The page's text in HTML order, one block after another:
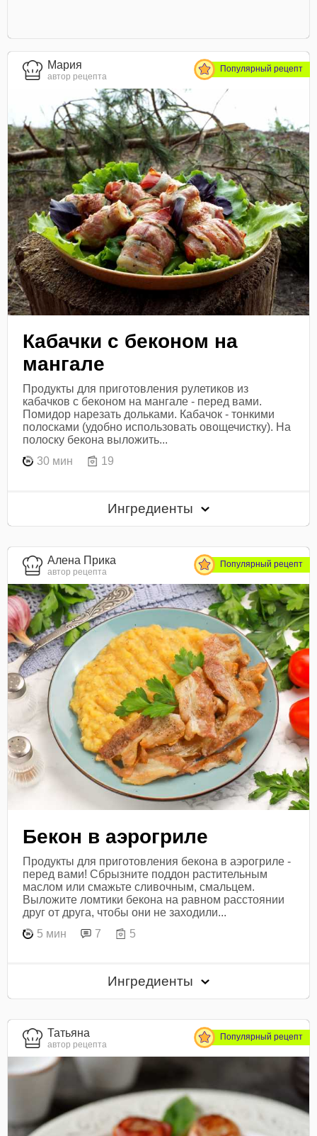
Мария
автор рецепта
Популярный рецепт
Кабачки с беконом на
мангале
Продукты для приготовления рулетиков из
кабачков с беконом на мангале - перед вами.
Помидор нарезать дольками. Кабачок - тонкими
полосками (удобно использовать овощечистку). На
полоску бекона выложить...
30 мин
19
Ингредиенты
Алена Прика
автор рецепта
Популярный рецепт
Бекон в аэрогриле
Продукты для приготовления бекона в аэрогриле -
перед вами! Сбрызните поддон растительным
маслом или смажьте сливочным, смальцем.
Выложите ломтики бекона на равном расстоянии
друг от друга, чтобы они не заходили...
5 мин
7 5
Ингредиенты
Татьяна
автор рецепта
Популярный рецепт